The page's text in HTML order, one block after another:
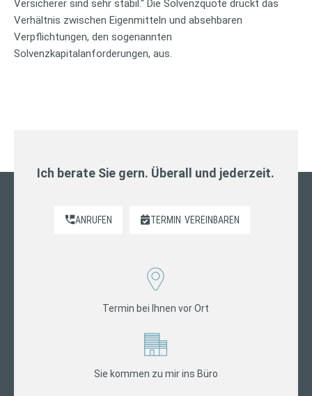
Versicherer sind sehr stabil.“ Die Solvenzquote drückt das
Verhältnis zwischen Eigenmitteln und absehbaren
Verpflichtungen, den sogenannten
Solvenzkapitalanforderungen, aus.
Ich berate Sie gern. Überall und jederzeit.
ANRUFEN TERMIN VEREINBAREN
Termin bei Ihnen vor Ort
Sie kommen zu mir ins Büro